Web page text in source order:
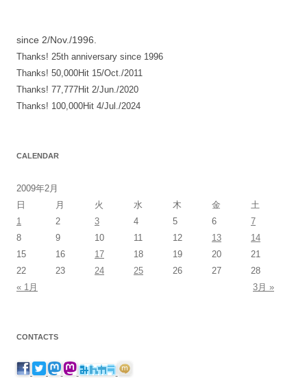
since 2/Nov./1996.
Thanks! 25th anniversary since 1996
Thanks! 50,000Hit 15/Oct./2011
Thanks! 77,777Hit 2/Jun./2020
Thanks! 100,000Hit 4/Jul./2024
CALENDAR
2009年2月
日
月 火 水 木 金
土
1
2 3 4 5 6
7
8
9 10 11 12 13
14
15
16 17 18 19 20
21
22
23 24 25 26 27
28
« 1月
3月 »
CONTACTS